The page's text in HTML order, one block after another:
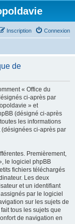
Connexion
Inscription
de
« Office du
ci-après par
» et
(désigné ci-après
les informations
(désignées ci-après par
Premièrement,
le logiciel phpBB
fichiers téléchargés
Les deux
et un identifiant
par le logiciel
sur les sujets de
tous les sujets que
de navigation en